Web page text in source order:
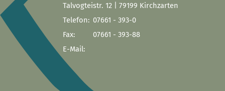
Talvogteistr. 12 | 79199 Kirchzarten
Telefon: 07661 - 393-0
Fax:
07661 - 393-88
E-Mail: